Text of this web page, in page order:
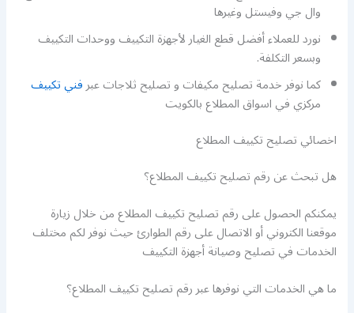
وال جي وفيستل وغيرها
نورد للعملاء أفضل قطع الغيار لأجهزة التكييف ووحدات التكييف
وبسعر التكلفة.
كما نوفر خدمة تصليح مكيفات و تصليح ثلاجات عبرفني تكييف
مركزي في اسواق المطلاع بالكويت
اخصائي تصليح تكييف المطلاع
هل تبحث عن رقم تصليح تكييف المطلاع؟
يمكنكم الحصول على رقم تصليح تكييف المطلاع من خلال زيارة
موقعنا الكتروني أو الاتصال على رقم الطوارئ حيث نوفر لكم مختلف
الخدمات في تصليح وصيانة أجهزة التكييف
ما هي الخدمات التي نوفرها عبر رقم تصليح تكييف المطلاع؟